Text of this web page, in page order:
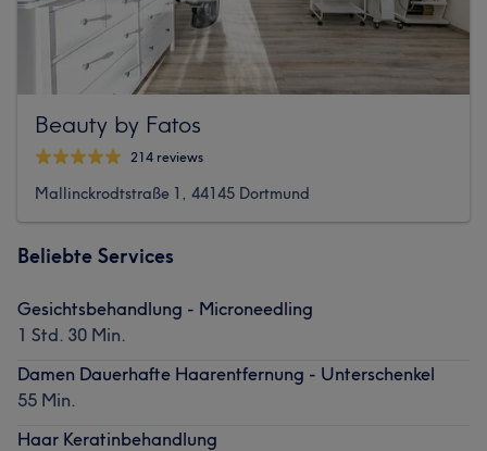
Beauty by Fatos
214 reviews
Mallinckrodtstraße 1, 44145 Dortmund
Beliebte Services
Gesichtsbehandlung - Microneedling
1 Std. 30 Min.
Damen Dauerhafte Haarentfernung - Unterschenkel
55 Min.
Haar Keratinbehandlung